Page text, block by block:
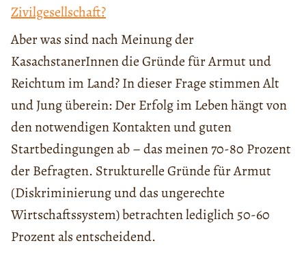
Zivilgesellschaft?
Aber was sind nach Meinung der
KasachstanerInnen die Gründe für Armut und
Reichtum im Land? In dieser Frage stimmen Alt
und Jung überein: Der Erfolg im Leben hängt von
den notwendigen Kontakten und guten
Startbedingungen ab – das meinen 70-80 Prozent
der Befragten. Strukturelle Gründe für Armut
(Diskriminierung und das ungerechte
Wirtschaftssystem) betrachten lediglich 50-60
Prozent als entscheidend.